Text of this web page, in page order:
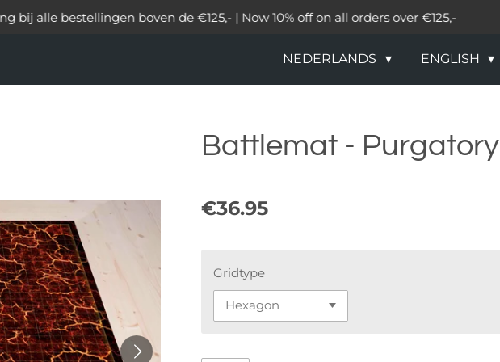
bij alle bestellingen boven de €125,- | Now 10% off on all orders over €125,-
NEDERLANDS ENGLISH
Battlemat - Purgatory
€36.95
Gridtype